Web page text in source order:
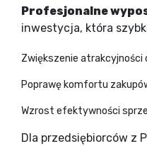
Profesjonalne
inwestycja, która
Zwiększenie
Poprawę komfortu
Wzrost efektywności
Dla przedsiębiorców z